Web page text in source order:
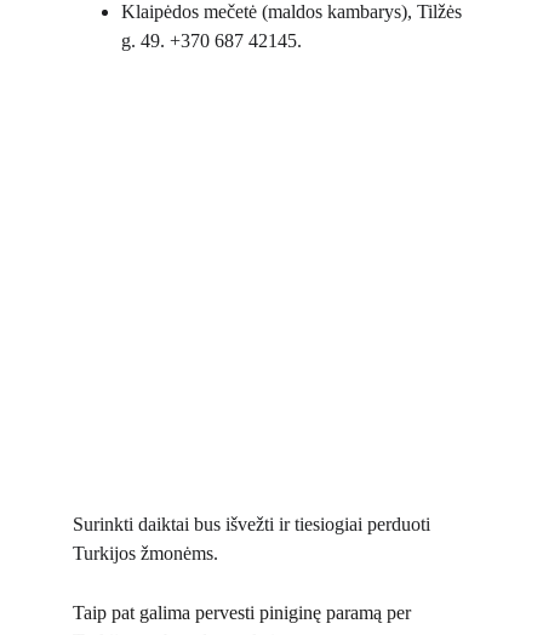
Klaipėdos mečetė (maldos kambarys), Tilžės
g. 49. +370 687 42145.
Surinkti daiktai bus išvežti ir tiesiogiai perduoti
Turkijos žmonėms.
Taip pat galima pervesti piniginę paramą per